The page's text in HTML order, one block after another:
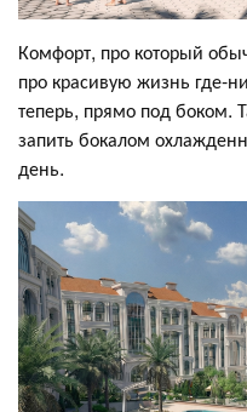
Комфорт, про который
про красивую жизнь где-
теперь, прямо под боком.
запить бокалом
день.